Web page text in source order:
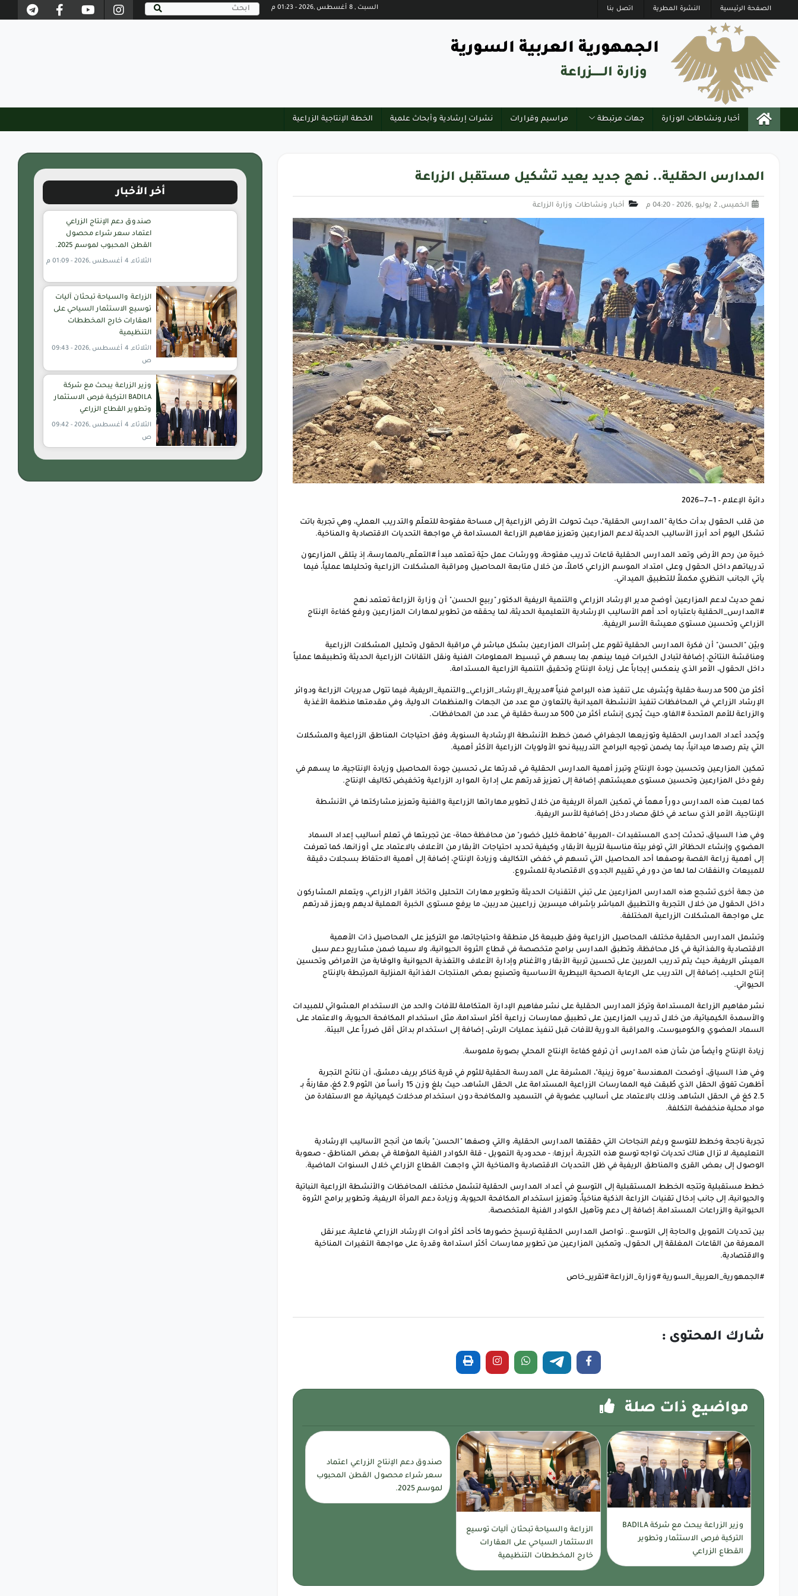
السبت , 8 أغسطس ,2026 - 01:23 م الصفحة الرئيسية النشرة المطرية اتصل بنا
الجمهورية العربية السورية
وزارة الــــــزراعة
أخبار ونشاطات الوزارة جهات مرتبطة مراسيم وقرارات نشرات إرشادية وأبحاث علمية الخطة الإنتاجية الزراعية
المدارس الحقلية.. نهج جديد يعيد تشكيل مستقبل الزراعة
الخميس, 2 يوليو ,2026 - 04:20 م أخبار ونشاطات وزارة الزراعة
دائرة الإعلام – 1—7—2026
من قلب الحقول بدأت حكاية "المدارس الحقلية"، حيث تحولت الأرض الزراعية إلى مساحة مفتوحة للتعلّم والتدريب العملي، وهي تجربة باتت
تشكل اليوم أحد أبرز الأساليب الحديثة لدعم المزارعين وتعزيز مفاهيم الزراعة المستدامة في مواجهة التحديات الاقتصادية والمناخية.
خبرة من رحم الأرض وتعد المدارس الحقلية قاعات تدريب مفتوحة، وورشات عمل حيّة تعتمد مبدأ #التعلّم_بالممارسة، إذ يتلقى المزارعون
تدريباتهم داخل الحقول وعلى امتداد الموسم الزراعي كاملاً، من خلال متابعة المحاصيل ومراقبة المشكلات الزراعية وتحليلها عملياً، فيما
يأتي الجانب النظري مكملاً للتطبيق الميداني.
نهج حديث لدعم المزارعين أوضح مدير الإرشاد الزراعي والتنمية الريفية الدكتور "ربيع الحسن" أن وزارة الزراعة تعتمد نهج
#المدارس_الحقلية باعتباره أحد أهم الأساليب الإرشادية التعليمية الحديثة، لما يحققه من تطوير لمهارات المزارعين ورفع كفاءة الإنتاج
الزراعي وتحسين مستوى معيشة الأسر الريفية.
وبيّن "الحسن" أن فكرة المدارس الحقلية تقوم على إشراك المزارعين بشكل مباشر في مراقبة الحقول وتحليل المشكلات الزراعية
ومناقشة النتائج، إضافة لتبادل الخبرات فيما بينهم، بما يسهم في تبسيط المعلومات الفنية ونقل التقانات الزراعية الحديثة وتطبيقها عملياً
داخل الحقول، الأمر الذي ينعكس إيجاباً على زيادة الإنتاج وتحقيق التنمية الزراعية المستدامة.
أكثر من 500 مدرسة حقلية ويُشرف على تنفيذ هذه البرامج فنياً #مديرية_الإرشاد_الزراعي_والتنمية_الريفية، فيما تتولى مديريات الزراعة ودوائر
الإرشاد الزراعي في المحافظات تنفيذ الأنشطة الميدانية بالتعاون مع عدد من الجهات والمنظمات الدولية، وفي مقدمتها منظمة الأغذية
والزراعة للأمم المتحدة #الفاو، حيث يُجرى إنشاء أكثر من 500 مدرسة حقلية في عدد من المحافظات.
ويُحدد أعداد المدارس الحقلية وتوزيعها الجغرافي ضمن خطط الأنشطة الإرشادية السنوية، وفق احتياجات المناطق الزراعية والمشكلات
التي يتم رصدها ميدانياً، بما يضمن توجيه البرامج التدريبية نحو الأولويات الزراعية الأكثر أهمية.
تمكين المزارعين وتحسين جودة الإنتاج وتبرز أهمية المدارس الحقلية في قدرتها على تحسين جودة المحاصيل وزيادة الإنتاجية، ما يسهم في
رفع دخل المزارعين وتحسين مستوى معيشتهم، إضافة إلى تعزيز قدرتهم على إدارة الموارد الزراعية وتخفيض تكاليف الإنتاج.
كما لعبت هذه المدارس دوراً مهماً في تمكين المرأة الريفية من خلال تطوير مهاراتها الزراعية والفنية وتعزيز مشاركتها في الأنشطة
الإنتاجية، الأمر الذي ساعد في خلق مصادر دخل إضافية للأسر الريفية.
وفي هذا السياق، تحدثت إحدى المستفيدات -المربية "فاطمة خليل خضور" من محافظة حماة- عن تجربتها في تعلم أساليب إعداد السماد
العضوي وإنشاء الحظائر التي توفر بيئة مناسبة لتربية الأبقار، وكيفية تحديد احتياجات الأبقار من الأعلاف بالاعتماد على أوزانها، كما تعرفت
إلى أهمية زراعة الفصة بوصفها أحد المحاصيل التي تسهم في خفض التكاليف وزيادة الإنتاج، إضافة إلى أهمية الاحتفاظ بسجلات دقيقة
للمبيعات والنفقات لما لها من دور في تقييم الجدوى الاقتصادية للمشروع.
من جهة أخرى تشجع هذه المدارس المزارعين على تبني التقنيات الحديثة وتطوير مهارات التحليل واتخاذ القرار الزراعي، ويتعلم المشاركون
داخل الحقول من خلال التجربة والتطبيق المباشر بإشراف ميسرين زراعيين مدربين، ما يرفع مستوى الخبرة العملية لديهم ويعزز قدرتهم
على مواجهة المشكلات الزراعية المختلفة.
وتشمل المدارس الحقلية مختلف المحاصيل الزراعية وفق طبيعة كل منطقة واحتياجاتها، مع التركيز على المحاصيل ذات الأهمية
الاقتصادية والغذائية في كل محافظة، وتطبق المدارس برامج متخصصة في قطاع الثروة الحيوانية، ولا سيما ضمن مشاريع دعم سبل
العيش الريفية، حيث يتم تدريب المربين على تحسين تربية الأبقار والأغنام وإدارة الأعلاف والتغذية الحيوانية والوقاية من الأمراض وتحسين
إنتاج الحليب، إضافة إلى التدريب على الرعاية الصحية البيطرية الأساسية وتصنيع بعض المنتجات الغذائية المنزلية المرتبطة بالإنتاج
الحيواني.
نشر مفاهيم الزراعة المستدامة وتركز المدارس الحقلية على نشر مفاهيم الإدارة المتكاملة للآفات والحد من الاستخدام العشوائي للمبيدات
والأسمدة الكيميائية، من خلال تدريب المزارعين على تطبيق ممارسات زراعية أكثر استدامة، مثل استخدام المكافحة الحيوية، والاعتماد على
السماد العضوي والكومبوست، والمراقبة الدورية للآفات قبل تنفيذ عمليات الرش، إضافة إلى استخدام بدائل أقل ضرراً على البيئة.
زيادة الإنتاج وأيضاً من شأن هذه المدارس أن ترفع كفاءة الإنتاج المحلي بصورة ملموسة.
وفي هذا السياق، أوضحت المهندسة "مروة زينية"، المشرفة على المدرسة الحقلية للثوم في قرية كناكر بريف دمشق، أن نتائج التجربة
أظهرت تفوق الحقل الذي طُبقت فيه الممارسات الزراعية المستدامة على الحقل الشاهد، حيث بلغ وزن 15 رأساً من الثوم 2.9 كغ، مقارنةً بـ
2.5 كغ في الحقل الشاهد، وذلك بالاعتماد على أساليب عضوية في التسميد والمكافحة دون استخدام مدخلات كيميائية، مع الاستفادة من
مواد محلية منخفضة التكلفة.
تجربة ناجحة وخطط للتوسع ورغم النجاحات التي حققتها المدارس الحقلية، والتي وصفها "الحسن" بأنها من أنجح الأساليب الإرشادية
التعليمية، لا تزال هناك تحديات تواجه توسع هذه التجربة، أبرزها: - محدودية التمويل - قلة الكوادر الفنية المؤهلة في بعض المناطق - صعوبة
الوصول إلى بعض القرى والمناطق الريفية في ظل التحديات الاقتصادية والمناخية التي واجهت القطاع الزراعي خلال السنوات الماضية.
خطط مستقبلية وتتجه الخطط المستقبلية إلى التوسع في أعداد المدارس الحقلية لتشمل مختلف المحافظات والأنشطة الزراعية النباتية
والحيوانية، إلى جانب إدخال تقنيات الزراعة الذكية مناخياً، وتعزيز استخدام المكافحة الحيوية، وزيادة دعم المرأة الريفية، وتطوير برامج الثروة
الحيوانية والزراعات المستدامة، إضافة إلى دعم وتأهيل الكوادر الفنية المتخصصة.
بين تحديات التمويل والحاجة إلى التوسع.. تواصل المدارس الحقلية ترسيخ حضورها كأحد أكثر أدوات الإرشاد الزراعي فاعلية، عبر نقل
المعرفة من القاعات المغلقة إلى الحقول، وتمكين المزارعين من تطوير ممارسات أكثر استدامة وقدرة على مواجهة التغيرات المناخية
والاقتصادية.
#الجمهورية_العربية_السورية #وزارة_الزراعة #تقرير_خاص
شارك المحتوى :
مواضيع ذات صلة
صندوق دعم الإنتاج الزراعي اعتماد
سعر شراء محصول القطن المحبوب
لموسم 2025.
الزراعة والسياحة تبحثان آليات توسيع
الاستثمار السياحي على العقارات
خارج المخططات التنظيمية
وزير الزراعة يبحث مع شركة BADILA
التركية فرص الاستثمار وتطوير
القطاع الزراعي
أخر الأخبار
صندوق دعم الإنتاج الزراعي
اعتماد سعر شراء محصول
القطن المحبوب لموسم 2025.
الثلاثاء, 4 أغسطس ,2026 - 01:09 م
الزراعة والسياحة تبحثان آليات
توسيع الاستثمار السياحي على
العقارات خارج المخططات
التنظيمية
الثلاثاء, 4 أغسطس ,2026 - 09:43
ص
وزير الزراعة يبحث مع شركة
BADILA التركية فرص الاستثمار
وتطوير القطاع الزراعي
الثلاثاء, 4 أغسطس ,2026 - 09:42
ص